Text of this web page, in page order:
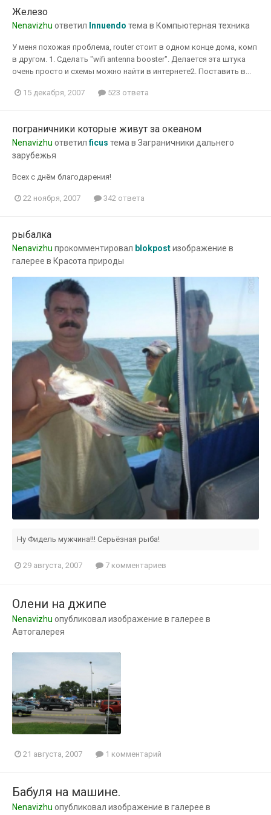
Железо
Nenavizhu ответил Innuendo тема в Компьютерная техника
У меня похожая проблема, router стоит в одном конце дома, комп
в другом. 1. Сделать "wifi antenna booster". Делается эта штука
очень просто и схемы можно найти в интернете2. Поставить в...
15 декабря, 2007 523 ответа
пограничники которые живут за океаном
Nenavizhu ответилficus тема в Заграничники дальнего
зарубежья
Всех с днём благодарения!
22 ноября, 2007 342 ответа
рыбалка
Nenavizhu прокомментировал blokpostизображение в
галерее в Красота природы
Ну Фидель мужчина!!! Серьёзная рыба!
29 августа, 2007 7 комментариев
Олени на джипе
Nenavizhu опубликовал изображение в галерее в
Автогалерея
21 августа, 2007 1 комментарий
Бабуля на машине.
Nenavizhu опубликовал изображение в галерее в